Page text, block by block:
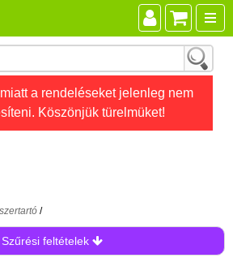
a rendeléseket jelenleg nem
Köszönjük türelmüket!
/
Szűrési feltételek
Összes játék
Játékok életkor szerint
Bébijátékok
Diafilm